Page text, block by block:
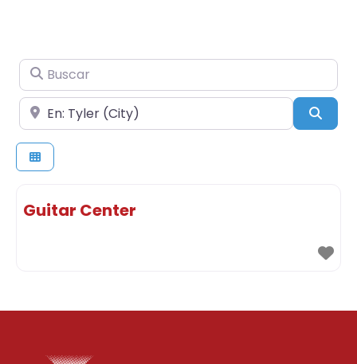
Buscar
Cerca de
Guitar Center